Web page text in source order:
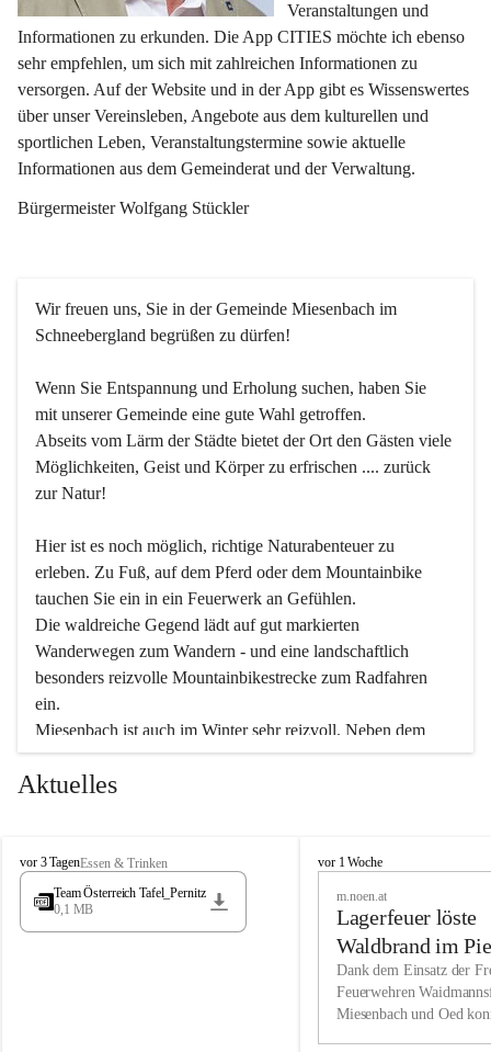
Veranstaltungen und
Informationen zu erkunden. Die App CITIES möchte ich ebenso
sehr empfehlen, um sich mit zahlreichen Informationen zu
versorgen. Auf der Website und in der App gibt es Wissenswertes
über unser Vereinsleben, Angebote aus dem kulturellen und
sportlichen Leben, Veranstaltungstermine sowie aktuelle
Informationen aus dem Gemeinderat und der Verwaltung.
Bürgermeister Wolfgang Stückler
Wir freuen uns, Sie in der Gemeinde Miesenbach im
Schneebergland begrüßen zu dürfen!
Wenn Sie Entspannung und Erholung suchen, haben Sie
mit unserer Gemeinde eine gute Wahl getroffen.
Abseits vom Lärm der Städte bietet der Ort den Gästen viele
Möglichkeiten, Geist und Körper zu erfrischen .... zurück
zur Natur!
Hier ist es noch möglich, richtige Naturabenteuer zu
erleben. Zu Fuß, auf dem Pferd oder dem Mountainbike
tauchen Sie ein in ein Feuerwerk an Gefühlen.
Die waldreiche Gegend lädt auf gut markierten
Wanderwegen zum Wandern - und eine landschaftlich
besonders reizvolle Mountainbikestrecke zum Radfahren
ein.
Miesenbach ist auch im Winter sehr reizvoll. Neben dem
Eisstockschießen gibt es auf dem nahe gelegenen Unterberg
wunderschöne Naturschneepisten, die zum Schifahren oder
vielfältige Angebot unserer Kulturvereine.
Überzeugen Sie sich selbst, dass Sie in Miesenbach sowie
in den Beherbergungsbetrieben, Gaststätten und urigen
Wir kennen Miesenbach als lebens- und liebenswerten Ort.
Tradition und Innovation werden ebenso groß geschrieben
Aktuelles
M
i
s
vor 3 TagenEssen & Trinken
Team Österreich Tafel_Pernitz
0,1 MB
M
h
vor 1 Woche
m.noen.at
Lagerfeuer löste
Waldbrand im
aus
Dank dem Einsatz der
Feuerwehren
Miesenbach und Oed